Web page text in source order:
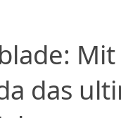
das